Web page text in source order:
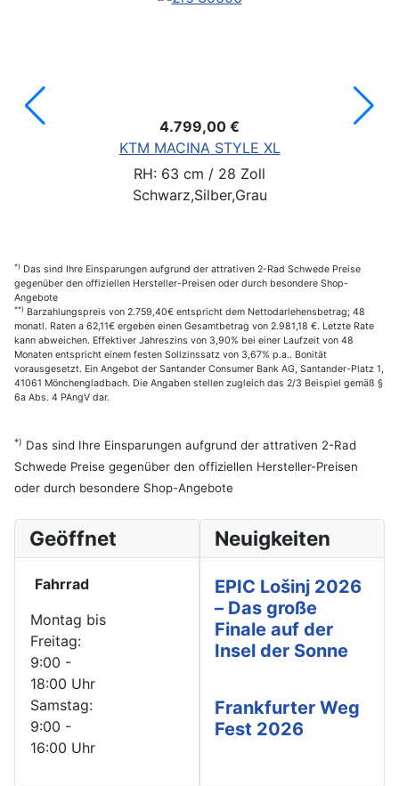
4.799,00 €
KTM MACINA STYLE XL
RH: 63 cm / 28 Zoll
Schwarz,Silber,Grau
*) Das sind Ihre Einsparungen aufgrund der attrativen 2-Rad Schwede Preise
gegenüber den offiziellen Hersteller-Preisen oder durch besondere Shop-
Angebote
**) Barzahlungspreis von 2.759,40€ entspricht dem Nettodarlehensbetrag; 48
monatl. Raten a 62,11€ ergeben einen Gesamtbetrag von 2.981,18 €. Letzte Rate
kann abweichen. Effektiver Jahreszins von 3,90% bei einer Laufzeit von 48
Monaten entspricht einem festen Sollzinssatz von 3,67% p.a.. Bonität
vorausgesetzt. Ein Angebot der Santander Consumer Bank AG, Santander-Platz 1,
41061 Mönchengladbach. Die Angaben stellen zugleich das 2/3 Beispiel gemäß §
6a Abs. 4 PAngV dar.
*) Das sind Ihre Einsparungen aufgrund der attrativen 2-Rad
Schwede Preise gegenüber den offiziellen Hersteller-Preisen
oder durch besondere Shop-Angebote
Geöffnet
Fahrrad
Montag bis
Freitag:
9:00 -
18:00 Uhr
Samstag:
9:00 -
16:00 Uhr
Neuigkeiten
EPIC Lošinj 2026
– Das große
Finale auf der
Insel der Sonne
Frankfurter Weg
Fest 2026